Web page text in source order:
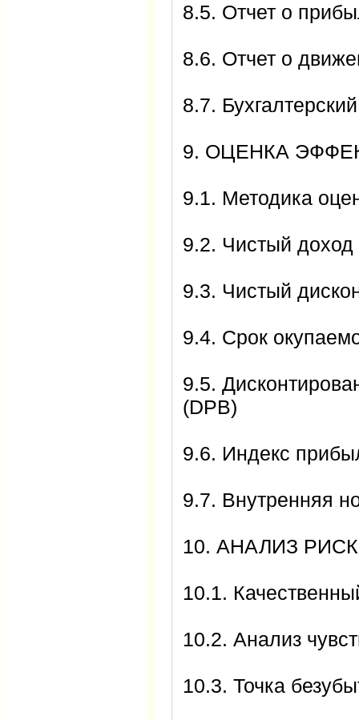
8.5. Отчет о
8.6. Отчет о
8.7.
9. ОЦЕНКА
9.1. Методика
9.2. Чистый доход
9.3. Чистый
9.4. Срок
9.5.
(DPB)
9.6. Индекс
9.7. Внутренняя
10. АНАЛИЗ
10.1.
10.2. Анализ
10.3. Точка